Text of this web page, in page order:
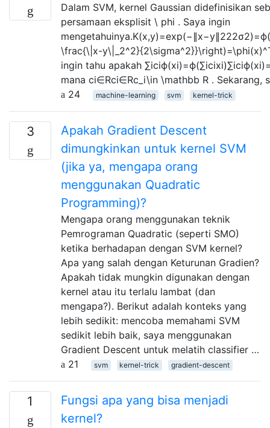
Dalam SVM, kernel Gaussian didefinisikan
persamaan eksplisit \ phi . Saya ingin
\frac{\|x-
ingin tahu apakah
mana ci∈Rci∈Rc_i\in \mathbb R . Sekarang,
24
machine-learning svm kernel-trick
3
Apakah Gradient Descent
dimungkinkan untuk kernel SVM
(jika ya, mengapa orang
menggunakan Quadratic
Programming)?
Mengapa orang menggunakan teknik
Pemrograman Quadratic (seperti SMO)
ketika berhadapan dengan SVM kernel?
Apa yang salah dengan Keturunan Gradien?
Apakah tidak mungkin digunakan dengan
kernel atau itu terlalu lambat (dan
mengapa?). Berikut adalah konteks yang
lebih sedikit: mencoba memahami SVM
sedikit lebih baik, saya menggunakan
Gradient Descent untuk melatih classifier …
21
svm kernel-trick gradient-descent
1
Fungsi apa yang bisa menjadi
kernel?